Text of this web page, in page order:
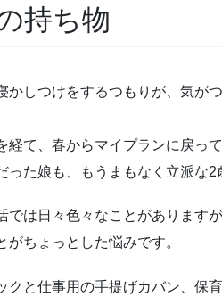
持ち物
かしつけをするつもりが、気が
経て、春からマイプランに戻っ
った娘も、もうまもなく立派な2
では日々色々なことがあります
がちょっとした悩みです。
クと仕事用の手提げカバン、保